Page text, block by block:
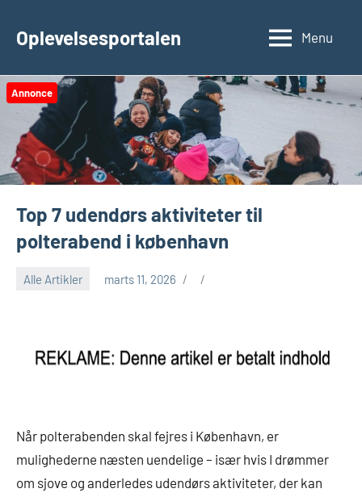
Oplevelsesportalen Menu
Annonce
Top 7 udendørs aktiviteter til
polterabend i københavn
Alle Artikler marts 11, 2026
Når polterabenden skal fejres i København, er
mulighederne næsten uendelige – især hvis I drømmer
om sjove og anderledes udendørs aktiviteter, der kan